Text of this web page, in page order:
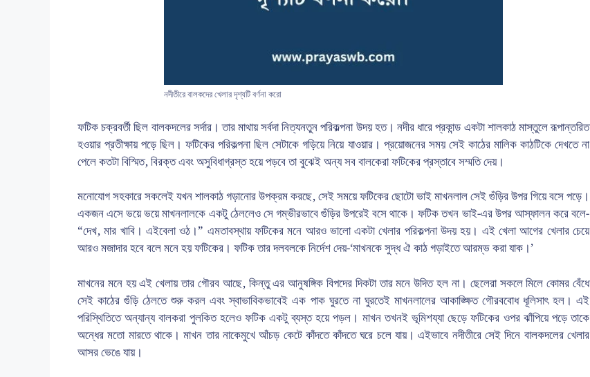
নদীতীরে বালকদের খেলার দৃশ্যটি বর্ণনা করো
ফটিক চক্রবর্তী ছিল বালকদলের সর্দার। তার মাথায় সর্বদা নিত্যনতুন পরিকল্পনা উদয় হত। নদীর ধারে প্রকান্ড একটা শালকাঠ মাস্তুলে রূপান্তরিত
হওয়ার প্রতীক্ষায় পড়ে ছিল। ফটিকের পরিকল্পনা ছিল সেটাকে গড়িয়ে নিয়ে যাওয়ার। প্রয়োজনের সময় সেই কাঠের মালিক কাঠটিকে দেখতে না
পেলে কতটা বিস্মিত, বিরক্ত এবং অসুবিধাগ্রস্ত হয়ে পড়বে তা বুঝেই অন্য সব বালকেরা ফটিকের প্রস্তাবে সম্মতি দেয়।
মনোযোগ সহকারে সকলেই যখন শালকাঠ গড়ানোর উপক্রম করছে, সেই সময়ে ফটিকের ছোটো ভাই মাখনলাল সেই গুঁড়ির উপর গিয়ে বসে পড়ে।
একজন এসে ভয়ে ভয়ে মাখনলালকে একটু ঠেললেও সে গম্ভীরভাবে গুঁড়ির উপরেই বসে থাকে। ফটিক তখন ভাই-এর উপর আস্ফালন করে বলে-
“দেখ, মার খাবি। এইবেলা ওঠ।” এমতাবস্থায় ফটিকের মনে আরও ভালো একটা খেলার পরিকল্পনা উদয় হয়। এই খেলা আগের খেলার চেয়ে
আরও মজাদার হবে বলে মনে হয় ফটিকের। ফটিক তার দলবলকে নির্দেশ দেয়-‘মাখনকে সুদ্ধ ঐ কাঠ গড়াইতে আরম্ভ করা যাক।’
মাখনের মনে হয় এই খেলায় তার গৌরব আছে, কিন্তু এর আনুষঙ্গিক বিপদের দিকটা তার মনে উদিত হল না। ছেলেরা সকলে মিলে কোমর বেঁধে
সেই কাঠের গুঁড়ি ঠেলতে শুরু করল এবং স্বাভাবিকভাবেই এক পাক ঘুরতে না ঘুরতেই মাখনলালের আকাঙ্ক্ষিত গৌরববোধ ধূলিসাৎ হল। এই
পরিস্থিতিতে অন্যান্য বালকরা পুলকিত হলেও ফটিক একটু ব্যস্ত হয়ে পড়ল। মাখন তখনই ভূমিশয্যা ছেড়ে ফটিকের ওপর ঝাঁপিয়ে পড়ে তাকে
অন্ধের মতো মারতে থাকে। মাখন তার নাকেমুখে আঁচড় কেটে কাঁদতে কাঁদতে ঘরে চলে যায়। এইভাবে নদীতীরে সেই দিনে বালকদলের খেলার
আসর ভেঙে যায়।